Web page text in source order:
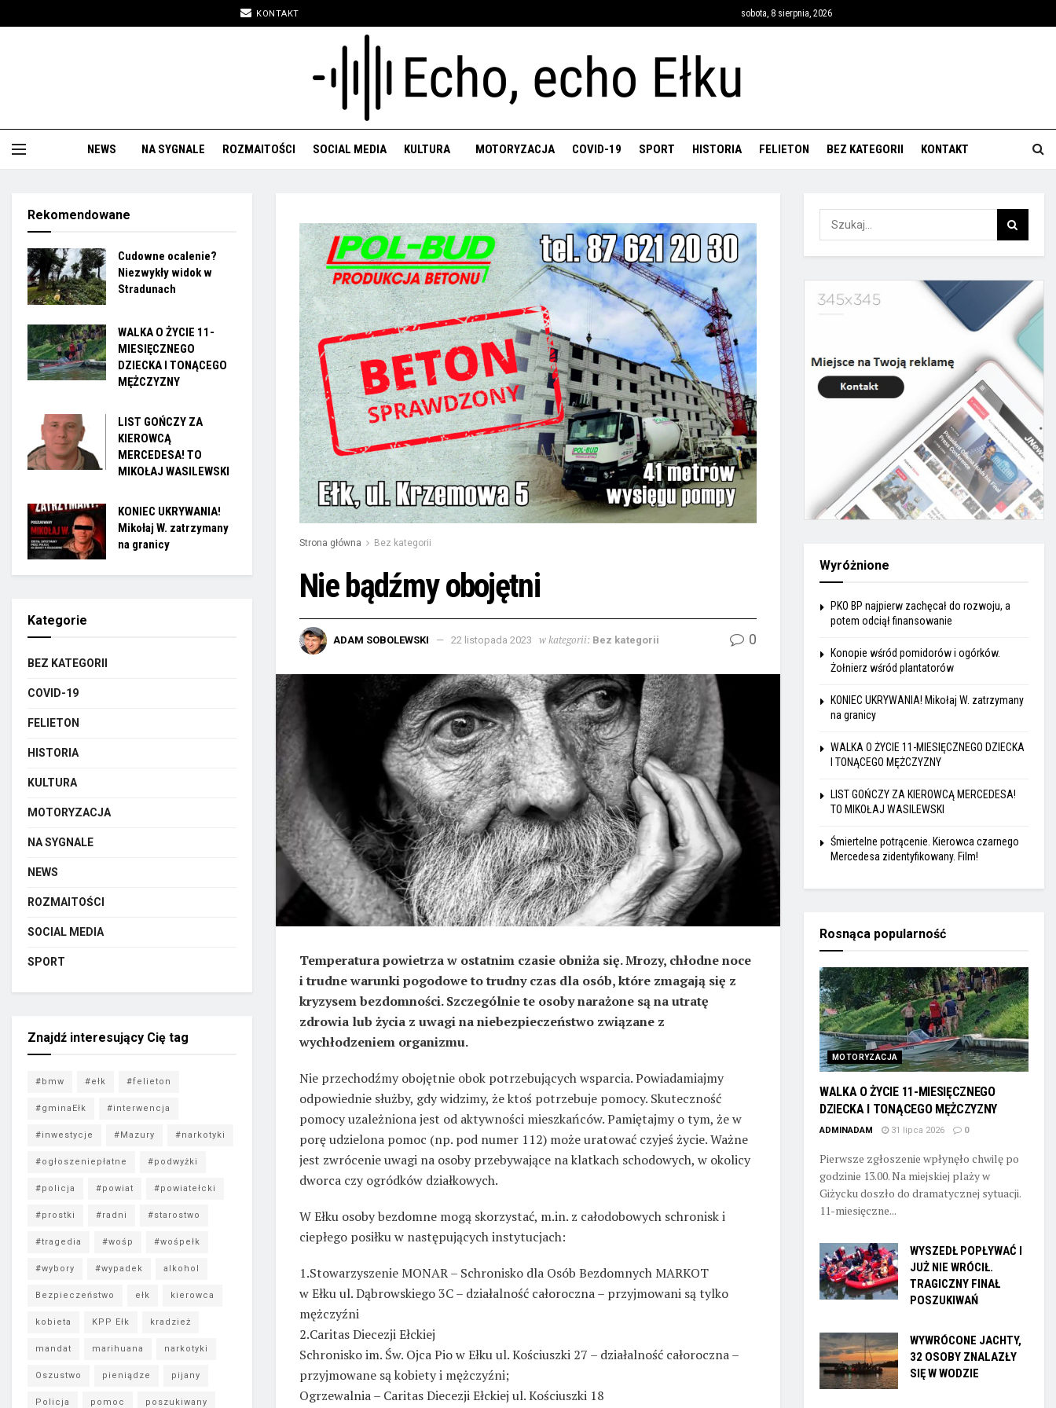
KONTAKT sobota, 8 sierpnia, 2026
NEWS NA SYGNALE ROZMAITOŚCI SOCIAL MEDIA KULTURA MOTORYZACJA COVID-19 SPORT HISTORIA FELIETON BEZ KATEGORII KONTAKT
Strona główna Bez kategorii
Nie bądźmy obojętni
ADAM SOBOLEWSKI 22 listopada 2023 w kategorii: Bez kategorii 0
Temperatura powietrza w ostatnim czasie obniża się. Mrozy, chłodne noce
i trudne warunki pogodowe to trudny czas dla osób, które zmagają się z
kryzysem bezdomności. Szczególnie te osoby narażone są na utratę
zdrowia lub życia z uwagi na niebezpieczeństwo związane z
wychłodzeniem organizmu.
Nie przechodźmy obojętnie obok potrzebujących wsparcia. Powiadamiajmy
odpowiednie służby, gdy widzimy, że ktoś potrzebuje pomocy. Skuteczność
pomocy uzależniona jest od aktywności mieszkańców. Pamiętajmy o tym, że w
porę udzielona pomoc (np. pod numer 112) może uratować czyjeś życie. Ważne
jest zwrócenie uwagi na osoby przebywające na klatkach schodowych, w okolicy
dworca czy ogródków działkowych.
W Ełku osoby bezdomne mogą skorzystać, m.in. z całodobowych schronisk i
ciepłego posiłku w następujących instytucjach:
1.Stowarzyszenie MONAR – Schronisko dla Osób Bezdomnych MARKOT
w Ełku ul. Dąbrowskiego 3C – działalność całoroczna – przyjmowani są tylko
mężczyźni
2.Caritas Diecezji Ełckiej
Schronisko im. Św. Ojca Pio w Ełku ul. Kościuszki 27 – działalność całoroczna –
przyjmowane są kobiety i mężczyźni;
Ogrzewalnia – Caritas Diecezji Ełckiej ul. Kościuszki 18
Rekomendowane
Cudowne ocalenie?
Niezwykły widok w
Stradunach
WALKA O ŻYCIE 11-
MIESIĘCZNEGO
DZIECKA I TONĄCEGO
MĘŻCZYZNY
LIST GOŃCZY ZA
KIEROWCĄ
MERCEDESA! TO
MIKOŁAJ WASILEWSKI
KONIEC UKRYWANIA!
Mikołaj W. zatrzymany
na granicy
Kategorie
BEZ KATEGORII
COVID-19
FELIETON
HISTORIA
KULTURA
MOTORYZACJA
NA SYGNALE
NEWS
ROZMAITOŚCI
SOCIAL MEDIA
SPORT
Znajdź interesujący Cię tag
#bmw #ełk #felieton
#gminaEłk #interwencja
#inwestycje #Mazury #narkotyki
#ogłoszeniepłatne #podwyżki
#policja #powiat #powiatełcki
#prostki #radni #starostwo
#tragedia #wośp #wośpełk
#wybory #wypadek alkohol
Bezpieczeństwo ełk kierowca
kobieta KPP Ełk kradzież
mandat marihuana narkotyki
Oszustwo pieniądze pijany
Policja pomoc poszukiwany
Wyróżnione
PKO BP najpierw zachęcał do rozwoju, a
potem odciął finansowanie
Konopie wśród pomidorów i ogórków.
Żołnierz wśród plantatorów
KONIEC UKRYWANIA! Mikołaj W. zatrzymany
na granicy
WALKA O ŻYCIE 11-MIESIĘCZNEGO DZIECKA
I TONĄCEGO MĘŻCZYZNY
LIST GOŃCZY ZA KIEROWCĄ MERCEDESA!
TO MIKOŁAJ WASILEWSKI
Śmiertelne potrącenie. Kierowca czarnego
Mercedesa zidentyfikowany. Film!
Rosnąca popularność
MOTORYZACJA
WALKA O ŻYCIE 11-MIESIĘCZNEGO
DZIECKA I TONĄCEGO MĘŻCZYZNY
ADMINADAM 31 lipca 2026 0
Pierwsze zgłoszenie wpłynęło chwilę po
godzinie 13.00. Na miejskiej plaży w
Giżycku doszło do dramatycznej sytuacji.
11-miesięczne...
WYSZEDŁ POPŁYWAĆ I
JUŻ NIE WRÓCIŁ.
TRAGICZNY FINAŁ
POSZUKIWAŃ
WYWRÓCONE JACHTY,
32 OSOBY ZNALAZŁY
SIĘ W WODZIE